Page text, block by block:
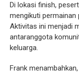
Di lokasi finish,
mengikuti permainan
Aktivitas ini menjadi
antaranggota
keluarga.
Frank